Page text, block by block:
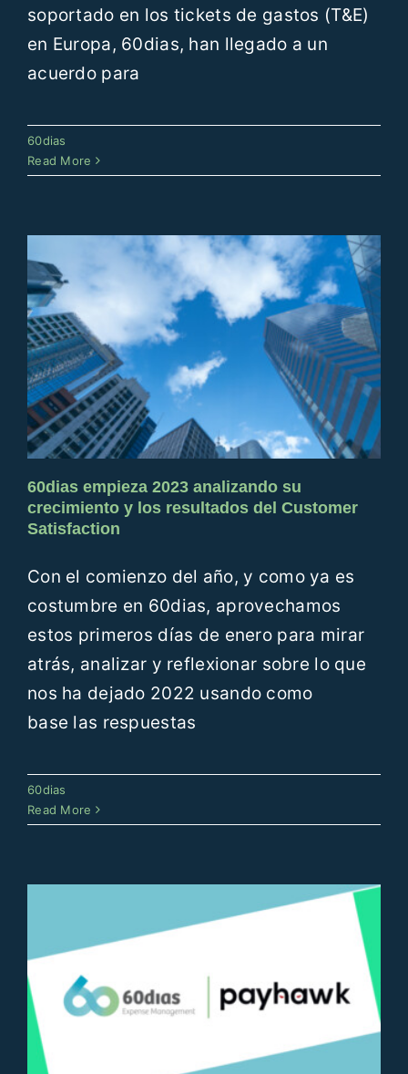
soportado en los tickets de gastos (T&E)
en Europa, 60dias, han llegado a un
acuerdo para
60dias
Read More del Customer Satisfaction
60dias empieza 2023 analizando su
crecimiento y los resultados del Customer
Satisfaction
Con el comienzo del año, y como ya es
costumbre en 60dias, aprovechamos
estos primeros días de enero para mirar
atrás, analizar y reflexionar sobre lo que
nos ha dejado 2022 usando como
base las respuestas
60dias
Read MoreEuropa con una nueva alianza